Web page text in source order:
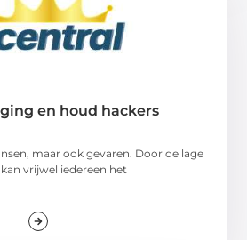
en houd hackers
maar ook gevaren. Door de lage
vrijwel iedereen het